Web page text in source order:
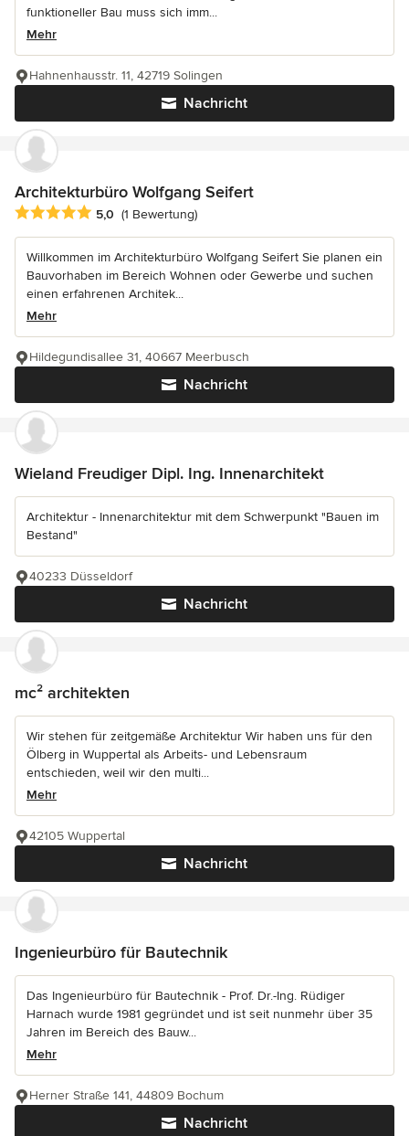
funktioneller Bau muss sich imm...
Mehr
Nachricht
Hahnenhausstr. 11, 42719 Solingen
Architekturbüro Wolfgang Seifert
Durchschnittliche Bewertung: 5 von 5 Sternen
5,0 (1 Bewertung)
Willkommen im Architekturbüro Wolfgang Seifert Sie planen ein
Bauvorhaben im Bereich Wohnen oder Gewerbe und suchen
einen erfahrenen Architek...
Mehr
Nachricht
Hildegundisallee 31, 40667 Meerbusch
Wieland Freudiger Dipl. Ing. Innenarchitekt
Architektur - Innenarchitektur mit dem Schwerpunkt "Bauen im
Bestand"
Nachricht
40233 Düsseldorf
mc² architekten
Wir stehen für zeitgemäße Architektur Wir haben uns für den
Ölberg in Wuppertal als Arbeits- und Lebensraum
entschieden, weil wir den multi...
Mehr
Nachricht
42105 Wuppertal
Ingenieurbüro für Bautechnik
Das Ingenieurbüro für Bautechnik - Prof. Dr.-Ing. Rüdiger
Harnach wurde 1981 gegründet und ist seit nunmehr über 35
Jahren im Bereich des Bauw...
Mehr
Nachricht
Herner Straße 141, 44809 Bochum